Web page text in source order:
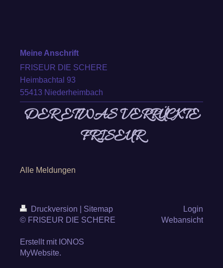
Meine Anschrift
FRISEUR DIE SCHERE
Heimbachtal 93
55413 Niederheimbach
DER ETWAS VERRÜCKTE
FRISEUR
Alle Meldungen
Druckversion
Sitemap
© FRISEUR DIE SCHERE
Erstellt mit IONOS
MyWebsite.
Login
Webansicht